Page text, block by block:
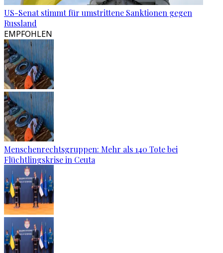
US-Senat stimmt für umstrittene Sanktionen gegen
Russland
EMPFOHLEN
Menschenrechtsgruppen: Mehr als 140 Tote bei
Flüchtlingskrise in Ceuta